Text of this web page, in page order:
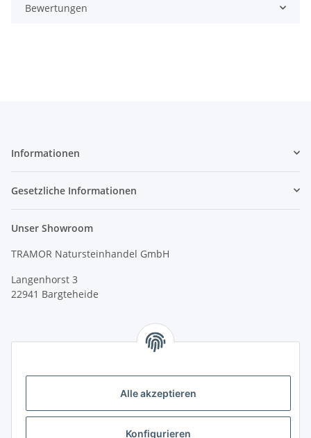
Alle akzeptieren
Konfigurieren
Bewertungen
Informationen
Gesetzliche Informationen
Unser Showroom
TRAMOR Natursteinhandel GmbH
Langenhorst 3
22941 Bargteheide